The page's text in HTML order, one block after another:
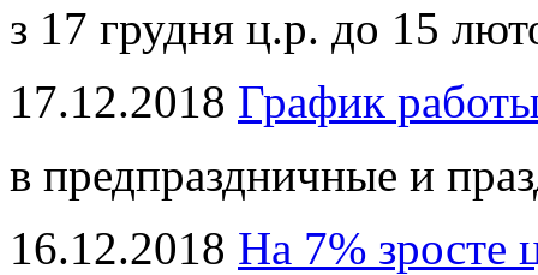
з 17 грудня ц.р. до 15
17.12.2018 График
в предпраздничные и
16.12.2018 На 7% зросте